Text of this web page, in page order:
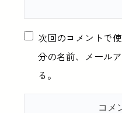
次回のコメントで
分の名前、メール
る。